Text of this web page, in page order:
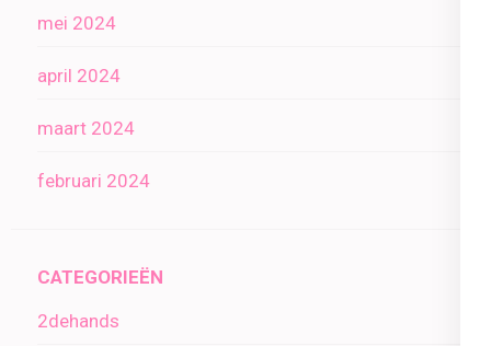
mei 2024
april 2024
maart 2024
februari 2024
CATEGORIEËN
2dehands